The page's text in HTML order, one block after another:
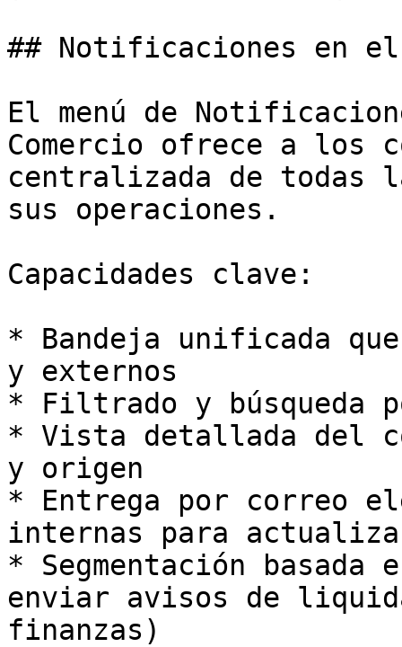
## Notificaciones en
El menú de
Comercio ofrece a los
centralizada de todas
sus operaciones.
Capacidades clave:
* Bandeja unificada
y externos
* Filtrado y búsqueda
* Vista detallada del
y origen
* Entrega por correo
internas para
* Segmentación
enviar avisos de
finanzas)